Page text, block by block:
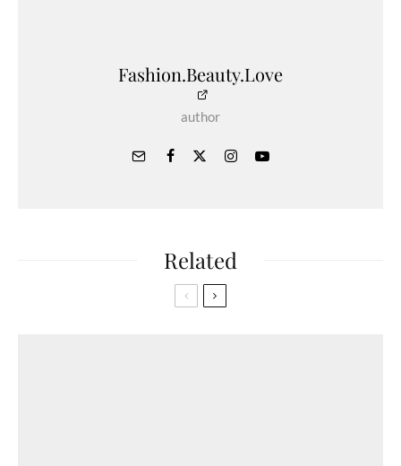
Fashion.Beauty.Love
author
Related